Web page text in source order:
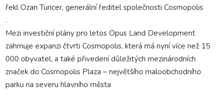
řekl Ozan Tuncer, generální ředitel společnosti Cosmopolis
.
Mezi investiční plány pro letos Opus Land Development
zahrnuje expanzi čtvrti Cosmopolis, která má nyní více než 15
000 obyvatel, a také přivedení důležitých mezinárodních
značek do Cosmopolis Plaza – největšího maloobchodního
parku na severu hlavního města